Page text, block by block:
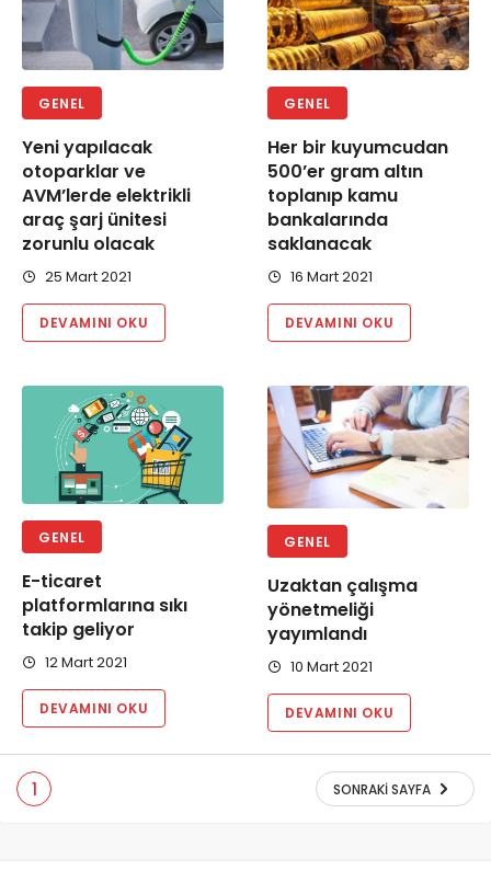
GENEL
Yeni yapılacak
otoparklar ve
AVM’lerde elektrikli
araç şarj ünitesi
zorunlu olacak
25 Mart 2021
DEVAMINI OKU
GENEL
Her bir kuyumcudan
500’er gram altın
toplanıp kamu
bankalarında
saklanacak
16 Mart 2021
DEVAMINI OKU
GENEL
E-ticaret
platformlarına sıkı
takip geliyor
12 Mart 2021
DEVAMINI OKU
GENEL
Uzaktan çalışma
yönetmeliği
yayımlandı
10 Mart 2021
DEVAMINI OKU
1 SONRAKI SAYFA